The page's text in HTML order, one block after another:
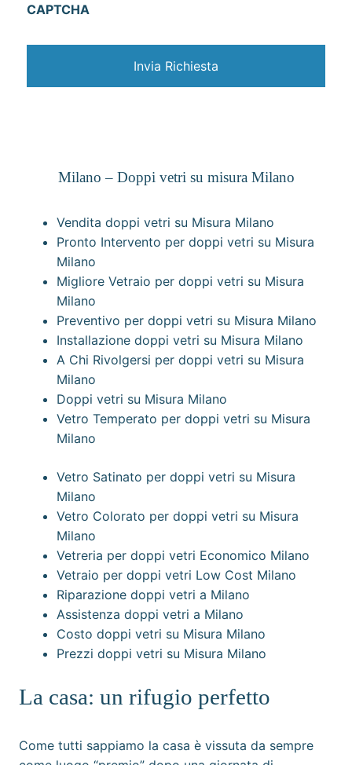
a
CAPTCHA
Milano – Doppi vetri su misura Milano
Vendita doppi vetri su Misura Milano
Pronto Intervento per doppi vetri su Misura
Milano
Migliore Vetraio per doppi vetri su Misura
Milano
Preventivo per doppi vetri su Misura Milano
Installazione doppi vetri su Misura Milano
A Chi Rivolgersi per doppi vetri su Misura
Milano
Doppi vetri su Misura Milano
Vetro Temperato per doppi vetri su Misura
Milano
Vetro Satinato per doppi vetri su Misura
Milano
Vetro Colorato per doppi vetri su Misura
Milano
Vetreria per doppi vetri Economico Milano
Vetraio per doppi vetri Low Cost Milano
Riparazione doppi vetri a Milano
Assistenza doppi vetri a Milano
Costo doppi vetri su Misura Milano
Prezzi doppi vetri su Misura Milano
La casa: un rifugio perfetto
Come tutti sappiamo la casa è vissuta da sempre